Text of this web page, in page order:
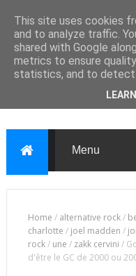
Home / alternative rock/
charlotte / joel madden /
rock/ une / zakk cervini /
d'être le GC de 2000 ou
This site uses cookies
and to analyze traffic.
shared with Google
metrics to ensure
statistics, and to detect